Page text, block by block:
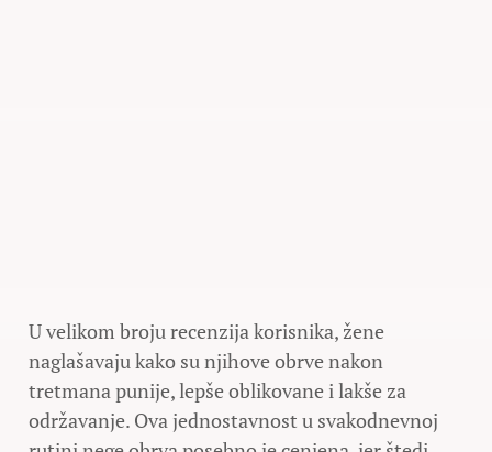
U velikom broju recenzija korisnika, žene
naglašavaju kako su njihove obrve nakon
tretmana punije, lepše oblikovane i lakše za
održavanje. Ova jednostavnost u svakodnevnoj